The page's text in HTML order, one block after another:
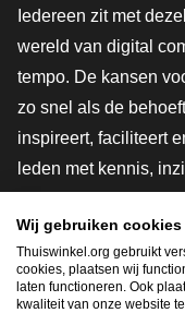
Iedereen zit met
wereld van digital
tempo. De kansen
zo snel als de
inspireert, faciliteert
leden met kennis,
innovatievere
shoppen slimmer.
Lid worden
Wij gebruiken cookies
Thuiswinkel.org gebruikt
cookies, plaatsen wij
laten functioneren. Ook
kwaliteit van onze website